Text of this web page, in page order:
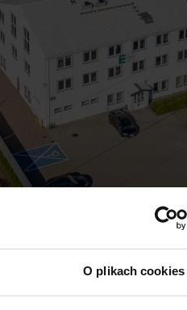
O plikach cookies